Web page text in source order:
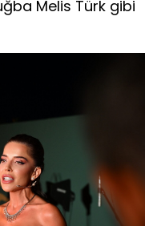
Melis Türk gibi